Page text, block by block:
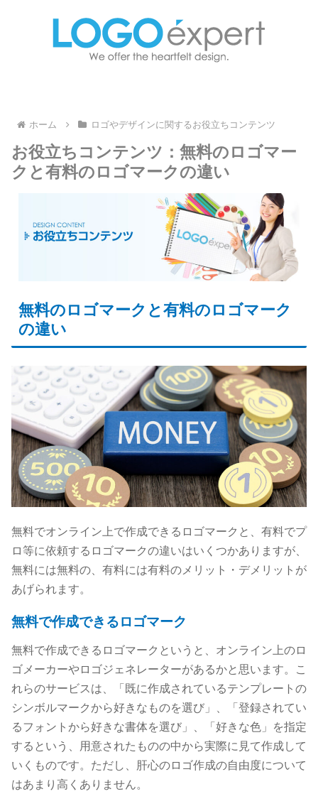
ホーム ロゴやデザインに関するお役立ちコンテンツ
お役立ちコンテンツ：無料のロゴマー
クと有料のロゴマークの違い
無料のロゴマークと有料のロゴマーク
の違い
無料でオンライン上で作成できるロゴマークと、有料でプ
ロ等に依頼するロゴマークの違いはいくつかありますが、
無料には無料の、有料には有料のメリット・デメリットが
あげられます。
無料で作成できるロゴマーク
無料で作成できるロゴマークというと、オンライン上のロ
ゴメーカーやロゴジェネレーターがあるかと思います。こ
れらのサービスは、「既に作成されているテンプレートの
シンボルマークから好きなものを選び」、「登録されてい
るフォントから好きな書体を選び」、「好きな色」を指定
するという、用意されたものの中から実際に見て作成して
いくものです。ただし、肝心のロゴ作成の自由度について
はあまり高くありません。